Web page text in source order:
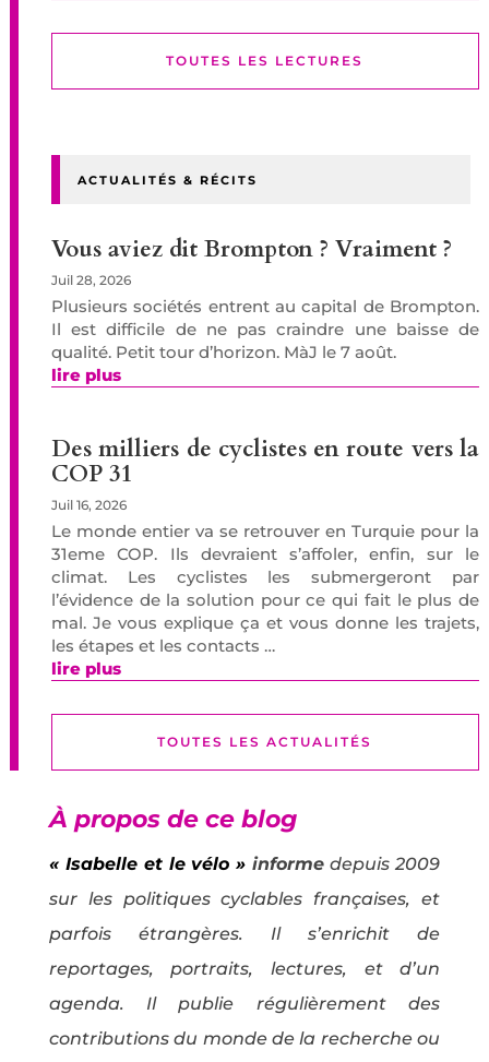
TOUTES LES LECTURES
ACTUALITÉS & RÉCITS
Vous aviez dit Brompton ? Vraiment ?
Juil 28, 2026
Plusieurs sociétés entrent au capital de Brompton.
Il est difficile de ne pas craindre une baisse de
qualité. Petit tour d’horizon. MàJ le 7 août.
lire plus
Des milliers de cyclistes en route vers la
COP 31
Juil 16, 2026
Le monde entier va se retrouver en Turquie pour la
31eme COP. Ils devraient s’affoler, enfin, sur le
climat. Les cyclistes les submergeront par
l’évidence de la solution pour ce qui fait le plus de
mal. Je vous explique ça et vous donne les trajets,
les étapes et les contacts …
lire plus
TOUTES LES ACTUALITÉS
À propos de ce blog
« Isabelle et le vélo » informe depuis 2009
sur les politiques cyclables françaises, et
parfois étrangères. Il s’enrichit de
reportages, portraits, lectures, et d’un
agenda. Il publie régulièrement des
contributions du monde de la recherche ou